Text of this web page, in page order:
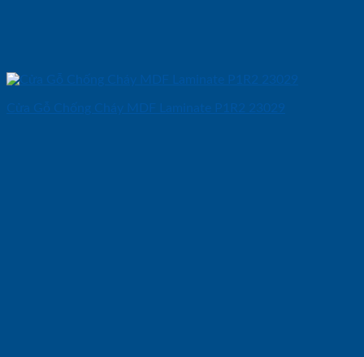
Cửa Gỗ Chống Cháy MDF Laminate P1R2 23029